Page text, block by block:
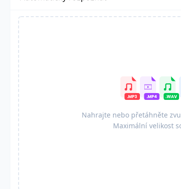
Nahrajte nebo přetáhněte
Maximální velikost